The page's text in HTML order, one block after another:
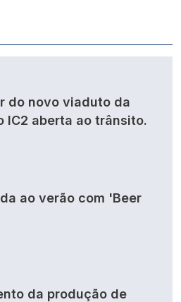
do novo viaduto da
IC2 aberta ao trânsito.
ao verão com 'Beer
da produção de